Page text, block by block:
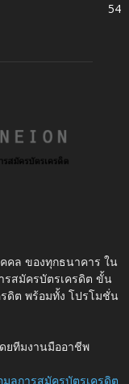
54
คล ของทุกธนาคาร ใน
รสมัครบัตรเครดิต ขั้น
ดิต พร้อมทั้ง โปรโมชั่น
ยทีมงานมืออาชีพ
ลการสมัครบัตรเครดิต